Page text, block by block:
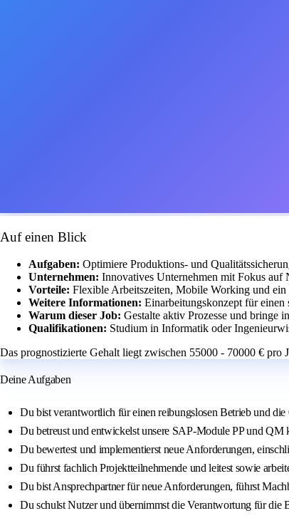
Auf einen Blick
Aufgaben: Optimiere Produktions- und
Unternehmen: Innovatives Unternehmen mit Fokus
Vorteile: Flexible Arbeitszeiten, Mobile Working und ein
Weitere Informationen: Einarbeitungskonzept für einen
Warum dieser Job: Gestalte aktiv Prozesse und bringe
Qualifikationen: Studium in Informatik oder
Das prognostizierte Gehalt liegt zwischen 55000 - 70000 € pro
Deine Aufgaben
Du bist verantwortlich für einen reibungslosen Betrieb und
Du betreust und entwickelst unsere SAP-Module PP und QM
Du bewertest und implementierst neue Anforderungen,
Du führst fachlich Projektteilnehmende und leitest sowie
Du bist Ansprechpartner für neue Anforderungen, führst
Du schulst Nutzer und übernimmst die Verantwortung für die